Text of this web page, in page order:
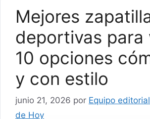
Mejores
deportivas para
10 opciones
y con estilo
junio 21, 2026 por Equipo
de Hoy